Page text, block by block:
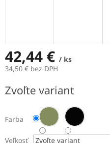
42,44 € / ks
34,50 € bez DPH
cena:
Zvoľte variant
Farba
Veľkosť